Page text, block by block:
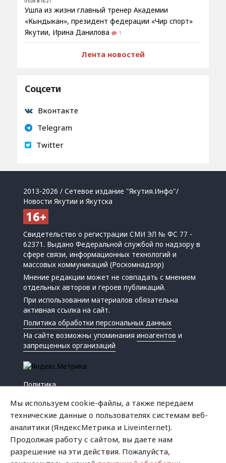
Ушла из жизни главный тренер Академии
«Кындыкан», президент федерации «Чир спорт»
Якутии, Ирина Данилова
1
Лента новостей
Соцсети
Вконтакте
Telegram
Twitter
2013-2026 / Сетевое издание "Якутия.Инфо"/
Новости Якутии и Якутска
Свидетельство о регистрации СМИ ЭЛ № ФС 77 -
62371. Выдано Федеральной службой по надзору в
сфере связи, информационных технологий и
массовых коммуникаций (Роскомнадзор)
Мнение редакции может не совпадать с мнением
отдельных авторов и героев публикаций.
При использовании материалов обязательна
активная ссылка на сайт.
Политика обработки персональных данных
На сайте возможны упоминанияиноагентов и
запрещенных организаций
Политика
Криминал
Мы используем cookie-файлы, а также передаем
технические данные о пользователях системам веб-
аналитики (ЯндексМетрика и Liveinternet).
Продолжая работу с сайтом, вы даете нам
разрешение на эти действия. Пожалуйста,